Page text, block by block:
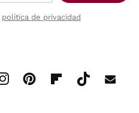
política de privacidad